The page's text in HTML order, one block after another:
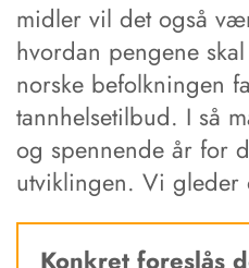
midler vil det også
hvordan pengene
norske befolkningen
tannhelsetilbud. I så
og spennende år for
utviklingen. Vi gleder
Konkret foreslås